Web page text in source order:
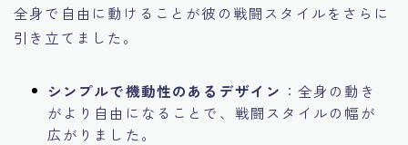
全身で自由に動けることが彼の戦闘スタイルをさらに
引き立てました。
シンプルで機動性のあるデザイン ：全身の動き
がより自由になることで、戦闘スタイルの幅が
広がりました。